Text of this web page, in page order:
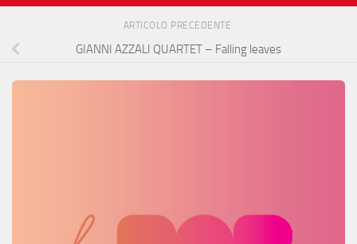
ARTICOLO PRECEDENTE
GIANNI AZZALI QUARTET – Falling leaves